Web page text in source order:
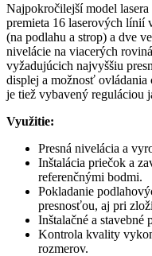
Najpokročilejší model
premieta 16 laserových línií
(na podlahu a strop) a dve
nivelácie na viacerých
vyžadujúcich najvyššiu
displej a možnosť
je tiež vybavený reguláciou
Využitie:
Presná nivelácia a
Inštalácia priečok a
referenčnými bodmi.
Pokladanie
presnosťou, aj pri
Inštalačné a stavebné
Kontrola kvality
rozmerov.